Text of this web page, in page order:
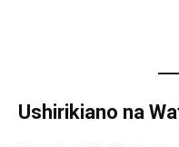
Ushirikiano na